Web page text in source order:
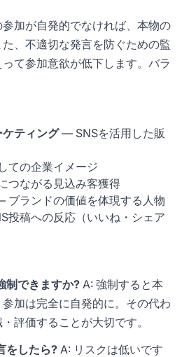
加が自発的でなければ、本物の
、不適切な発言を防ぐための監
て参加意欲が低下します。バラ
ティング— SNSを活用した販
ての企業イメージ
つながる見込み客獲得
ブランドの価値を体現する人物
投稿への反応（いいね・シェア
制できますか? A: 強制すると本
加は完全に自発的に。その代わ
評価することが大切です。
をしたら? A: リスクは低いです